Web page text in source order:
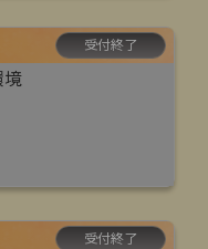
受付終了
境
受付終了